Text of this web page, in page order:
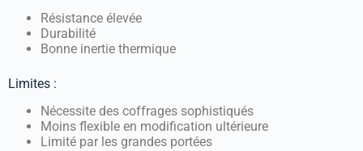
Résistance élevée
Durabilité
Bonne inertie thermique
Limites :
Nécessite des coffrages sophistiqués
Moins flexible en modification ultérieure
Limité par les grandes portées